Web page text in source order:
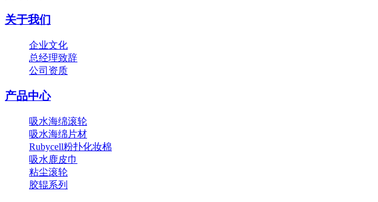
关于我们
企业文化
总经理致辞
公司资质
产品中心
吸水海绵滚轮
吸水海绵片材
Rubycell粉扑化妆棉
吸水鹿皮巾
粘尘滚轮
胶辊系列